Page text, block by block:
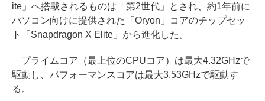
ite」へ搭載されるものは「第2世代」とされ、約1年前に
パソコン向けに提供された「Oryon」コアのチップセッ
ト「Snapdragon X Elite」から進化した。
プライムコア（最上位のCPUコア）は最大4.32GHzで
駆動し、パフォーマンスコアは最大3.53GHzで駆動す
る。